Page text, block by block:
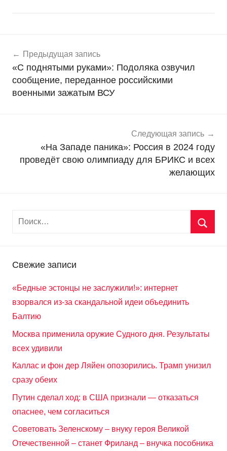
о
в
о
с
по
записям
Предыдущая запись
«С поднятыми руками»: Подоляка озвучил
сообщение, переданное российскими
военными зажатым ВСУ
Следующая запись
«На Западе паника»: Россия в 2024 году
проведёт свою олимпиаду для БРИКС и всех
желающих
Свежие записи
«Бедные эстонцы не заслужили!»: интернет
взорвался из-за скандальной идеи объединить
Балтию
Москва применила оружие Судного дня. Результаты
всех удивили
Каллас и фон дер Ляйен опозорились. Трамп унизил
сразу обеих
Путин сделал ход: в США признали — отказаться
опаснее, чем согласиться
Советовать Зеленскому – внуку героя Великой
Отечественной – станет Фриланд – внучка пособника